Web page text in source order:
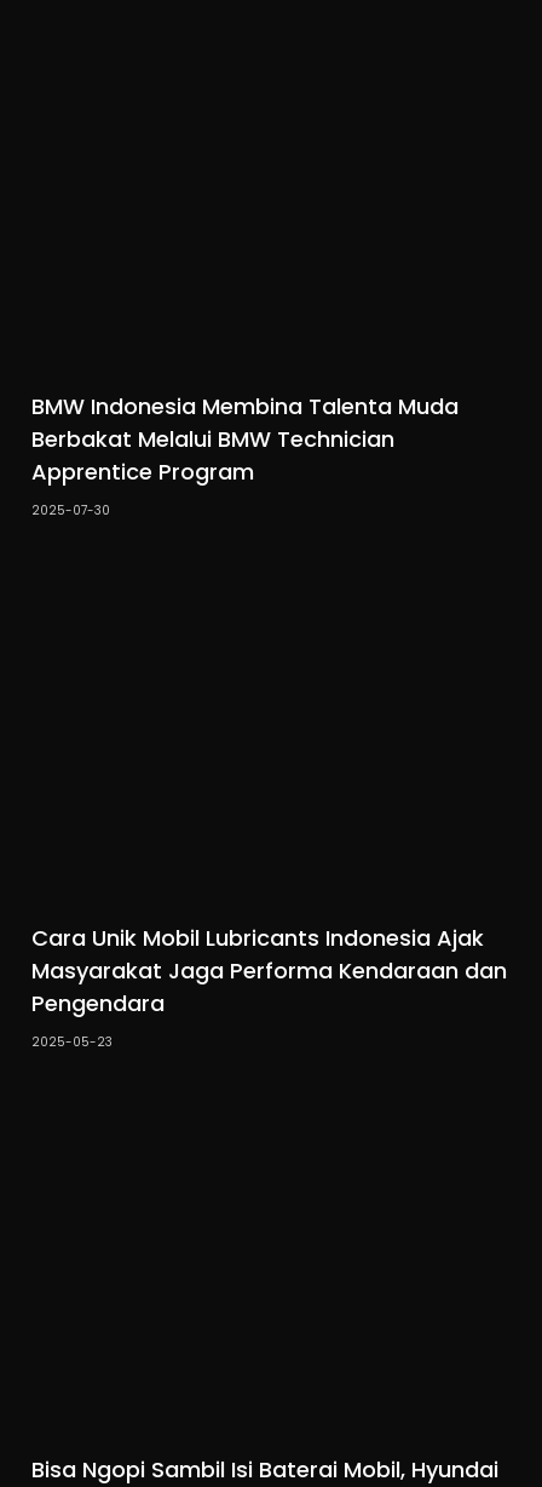
BMW Indonesia Membina Talenta Muda
Berbakat Melalui BMW Technician
Apprentice Program
2025-07-30
Cara Unik Mobil Lubricants Indonesia Ajak
Masyarakat Jaga Performa Kendaraan dan
Pengendara
2025-05-23
Bisa Ngopi Sambil Isi Baterai Mobil, Hyundai